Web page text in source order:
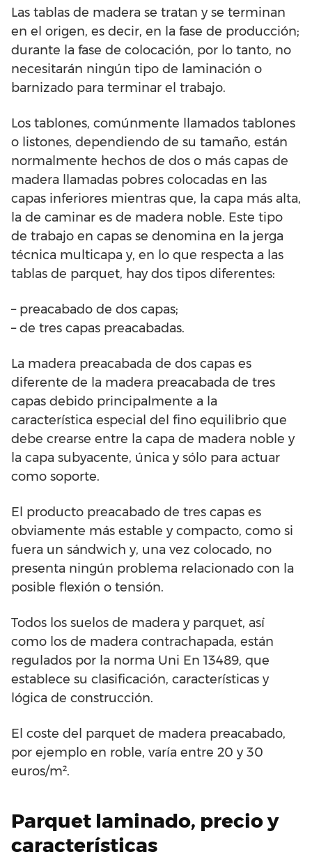
Las tablas de madera se tratan y se terminan
en el origen, es decir, en la fase de producción;
durante la fase de colocación, por lo tanto, no
necesitarán ningún tipo de laminación o
barnizado para terminar el trabajo.
Los tablones, comúnmente llamados tablones
o listones, dependiendo de su tamaño, están
normalmente hechos de dos o más capas de
madera llamadas pobres colocadas en las
capas inferiores mientras que, la capa más alta,
la de caminar es de madera noble. Este tipo
de trabajo en capas se denomina en la jerga
técnica multicapa y, en lo que respecta a las
tablas de parquet, hay dos tipos diferentes:
– preacabado de dos capas;
– de tres capas preacabadas.
La madera preacabada de dos capas es
diferente de la madera preacabada de tres
capas debido principalmente a la
característica especial del fino equilibrio que
debe crearse entre la capa de madera noble y
la capa subyacente, única y sólo para actuar
como soporte.
El producto preacabado de tres capas es
obviamente más estable y compacto, como si
fuera un sándwich y, una vez colocado, no
presenta ningún problema relacionado con la
posible flexión o tensión.
Todos los suelos de madera y parquet, así
como los de madera contrachapada, están
regulados por la norma Uni En 13489, que
establece su clasificación, características y
lógica de construcción.
El coste del parquet de madera preacabado,
por ejemplo en roble, varía entre 20 y 30
euros/m².
Parquet laminado, precio y
características